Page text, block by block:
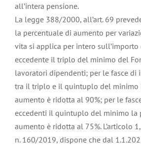
all’intera pensione.
La legge 388/2000, all’art. 69
la percentuale di aumento per
vita si applica per intero
eccedente il triplo del minimo del
lavoratori dipendenti; per le fasce di
tra il triplo e il quintuplo del minimo
aumento è ridotta al 90%; per le
eccedenti il quintuplo del minimo la
aumento è ridotta al 75%. L’articolo
n. 160/2019, dispone che dal